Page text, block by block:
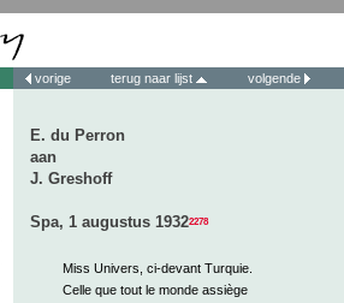
vorige terug naar lijst volgende
E. du Perron
aan
J. Greshoff
Spa, 1 augustus 19322278
Miss Univers, ci-devant Turquie.
Celle que tout le monde assiège